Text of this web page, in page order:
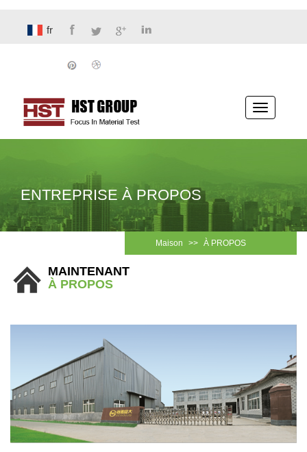
fr
Basculer
la
ENTREPRISE À PROPOS
Maison >> À PROPOS
MAINTENANT
À PROPOS